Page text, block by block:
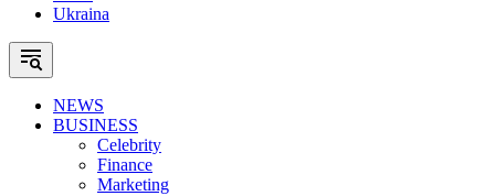
Ukraina
NEWS
BUSINESS
Celebrity
Finance
Marketing